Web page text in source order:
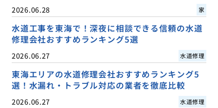
2026.06.28 家
水道工事を東海で！深夜に相談できる信頼の水道
修理会社おすすめランキング5選
2026.06.27 水道修理
東海エリアの水道修理会社おすすめランキング5
選！水漏れ・トラブル対応の業者を徹底比較
2026.06.27 水道修理